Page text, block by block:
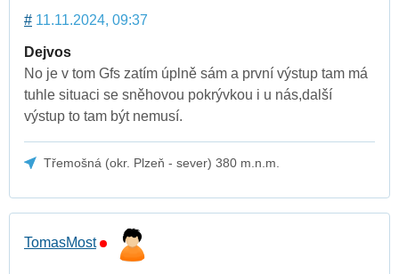
# 11.11.2024, 09:37
Dejvos
No je v tom Gfs zatím úplně sám a první výstup tam má
tuhle situaci se sněhovou pokrývkou i u nás,další
výstup to tam být nemusí.
Třemošná (okr. Plzeň - sever) 380 m.n.m.
TomasMost